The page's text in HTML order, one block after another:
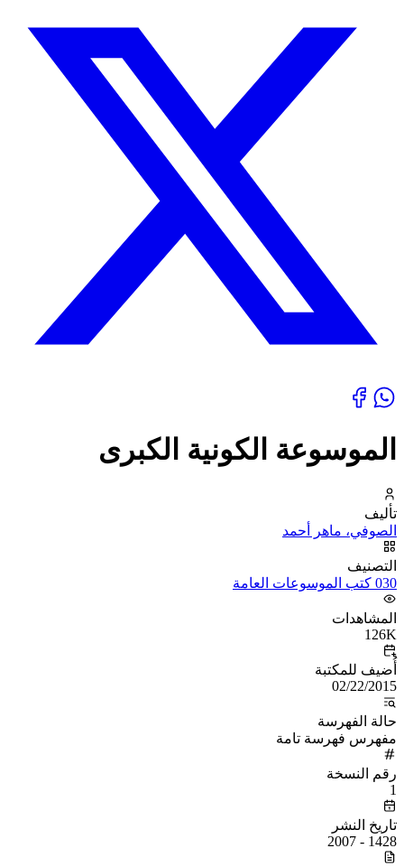
الموسوعة الكونية الكبرى
تأليف
الصوفي، ماهر أحمد
التصنيف
030 كتب الموسوعات العامة
المشاهدات
126K
أُضيف للمكتبة
02/22/2015
حالة الفهرسة
مفهرس فهرسة تامة
رقم النسخة
1
تاريخ النشر
1428 - 2007